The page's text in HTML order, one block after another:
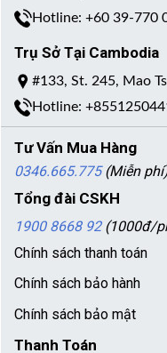
Hotline: +60 39-770
Trụ Sở Tại Cambodia
#133, St. 245, Mao
Hotline:
Tư Vấn Mua Hàng
0346.665.775 (Miễn
Tổng đài CSKH
1900 8668 92 (1000đ/
Chính sách thanh toán
Chính sách bảo hành
Chính sách bảo mật
Thanh Toán